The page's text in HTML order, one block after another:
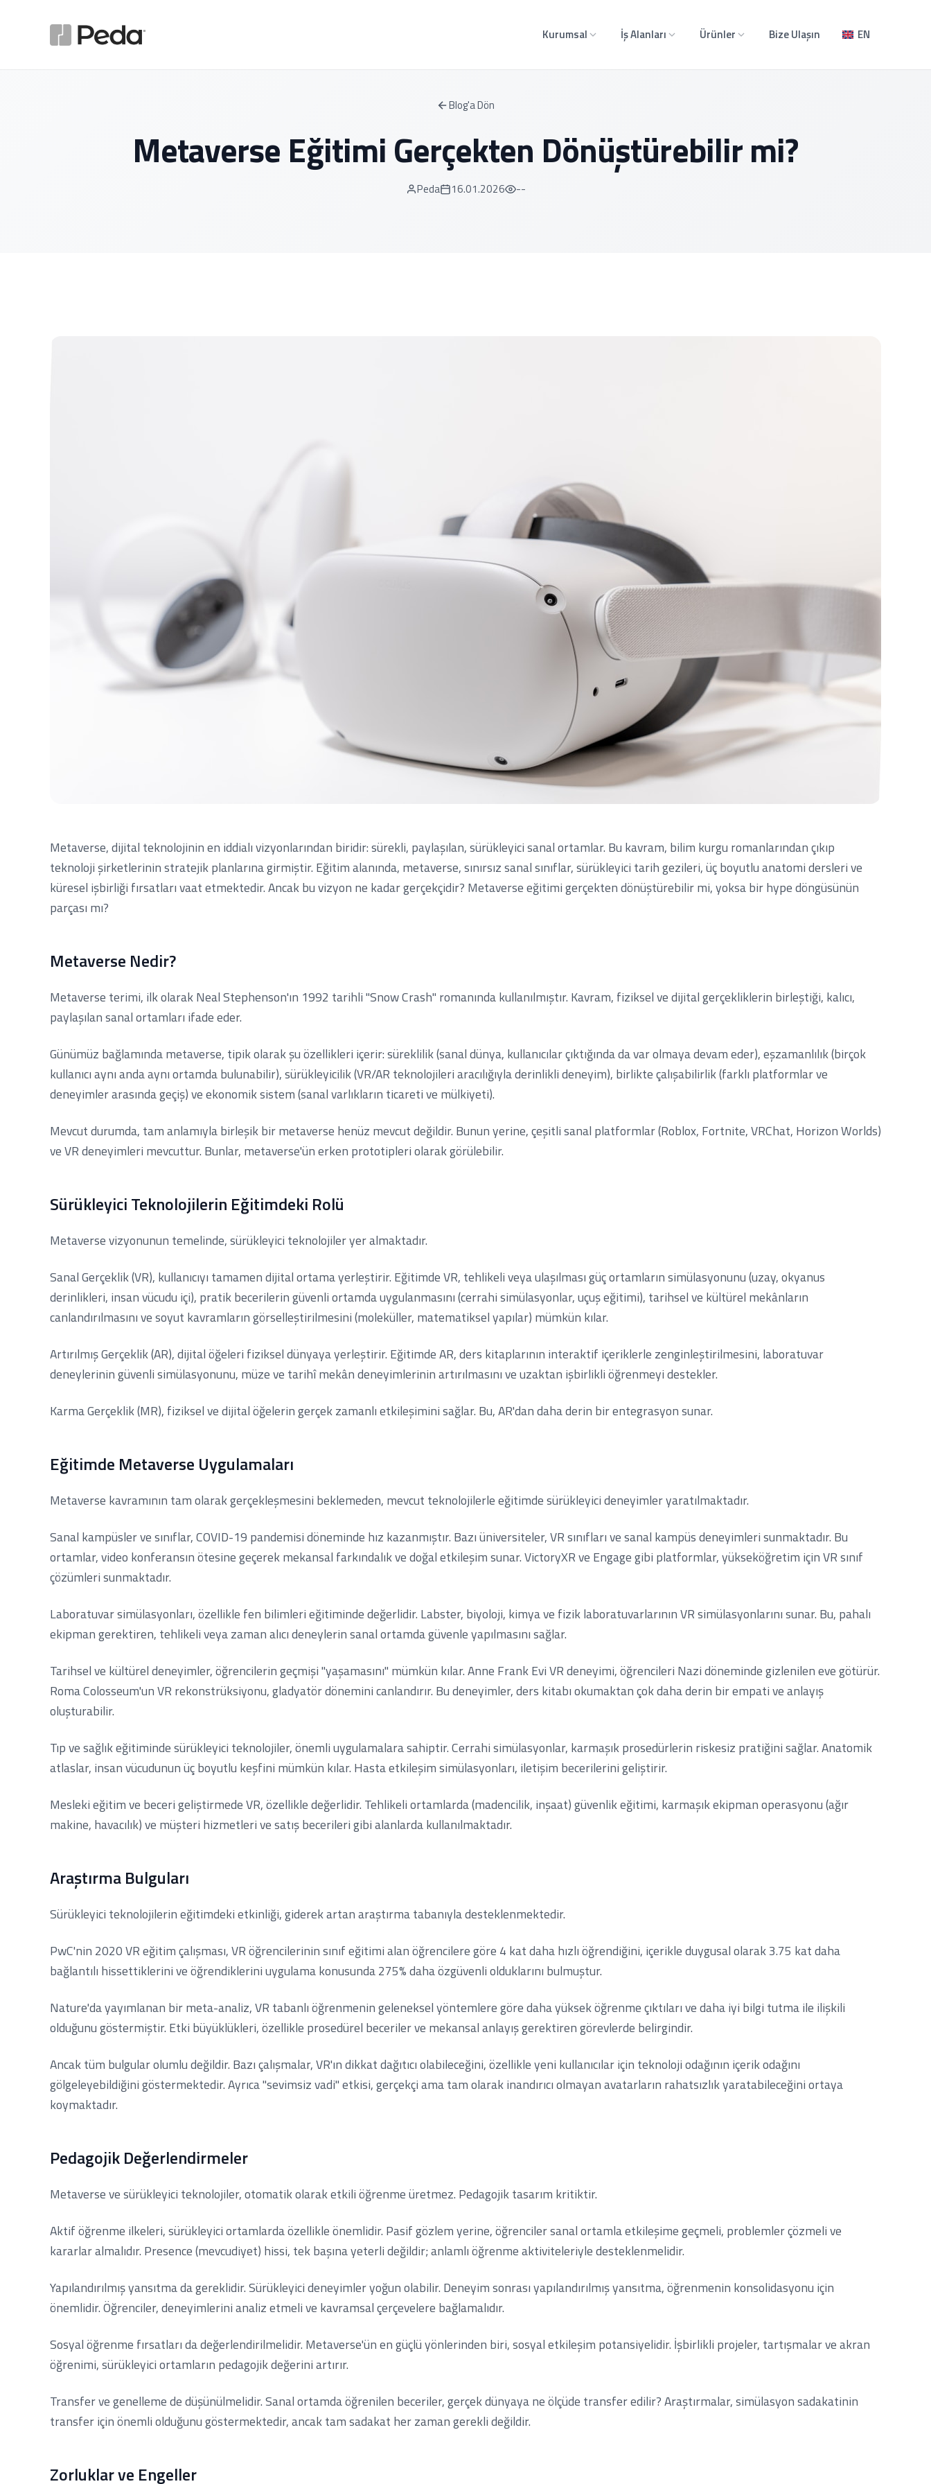
Kurumsal İş Alanları Ürünler Bize Ulaşın EN
Blog'a Dön
Metaverse Eğitimi Gerçekten Dönüştürebilir mi?
Peda 16.01.2026 --
Metaverse, dijital teknolojinin en iddialı vizyonlarından biridir: sürekli, paylaşılan, sürükleyici sanal ortamlar. Bu kavram, bilim kurgu romanlarından çıkıp
teknoloji şirketlerinin stratejik planlarına girmiştir. Eğitim alanında, metaverse, sınırsız sanal sınıflar, sürükleyici tarih gezileri, üç boyutlu anatomi dersleri ve
küresel işbirliği fırsatları vaat etmektedir. Ancak bu vizyon ne kadar gerçekçidir? Metaverse eğitimi gerçekten dönüştürebilir mi, yoksa bir hype döngüsünün
parçası mı?
Metaverse Nedir?
Metaverse terimi, ilk olarak Neal Stephenson'ın 1992 tarihli "Snow Crash" romanında kullanılmıştır. Kavram, fiziksel ve dijital gerçekliklerin birleştiği, kalıcı,
paylaşılan sanal ortamları ifade eder.
Günümüz bağlamında metaverse, tipik olarak şu özellikleri içerir: süreklilik (sanal dünya, kullanıcılar çıktığında da var olmaya devam eder), eşzamanlılık (birçok
kullanıcı aynı anda aynı ortamda bulunabilir), sürükleyicilik (VR/AR teknolojileri aracılığıyla derinlikli deneyim), birlikte çalışabilirlik (farklı platformlar ve
deneyimler arasında geçiş) ve ekonomik sistem (sanal varlıkların ticareti ve mülkiyeti).
Mevcut durumda, tam anlamıyla birleşik bir metaverse henüz mevcut değildir. Bunun yerine, çeşitli sanal platformlar (Roblox, Fortnite, VRChat, Horizon Worlds)
ve VR deneyimleri mevcuttur. Bunlar, metaverse'ün erken prototipleri olarak görülebilir.
Sürükleyici Teknolojilerin Eğitimdeki Rolü
Metaverse vizyonunun temelinde, sürükleyici teknolojiler yer almaktadır.
Sanal Gerçeklik (VR), kullanıcıyı tamamen dijital ortama yerleştirir. Eğitimde VR, tehlikeli veya ulaşılması güç ortamların simülasyonunu (uzay, okyanus
derinlikleri, insan vücudu içi), pratik becerilerin güvenli ortamda uygulanmasını (cerrahi simülasyonlar, uçuş eğitimi), tarihsel ve kültürel mekânların
canlandırılmasını ve soyut kavramların görselleştirilmesini (moleküller, matematiksel yapılar) mümkün kılar.
Artırılmış Gerçeklik (AR), dijital öğeleri fiziksel dünyaya yerleştirir. Eğitimde AR, ders kitaplarının interaktif içeriklerle zenginleştirilmesini, laboratuvar
deneylerinin güvenli simülasyonunu, müze ve tarihî mekân deneyimlerinin artırılmasını ve uzaktan işbirlikli öğrenmeyi destekler.
Karma Gerçeklik (MR), fiziksel ve dijital öğelerin gerçek zamanlı etkileşimini sağlar. Bu, AR'dan daha derin bir entegrasyon sunar.
Eğitimde Metaverse Uygulamaları
Metaverse kavramının tam olarak gerçekleşmesini beklemeden, mevcut teknolojilerle eğitimde sürükleyici deneyimler yaratılmaktadır.
Sanal kampüsler ve sınıflar, COVID-19 pandemisi döneminde hız kazanmıştır. Bazı üniversiteler, VR sınıfları ve sanal kampüs deneyimleri sunmaktadır. Bu
ortamlar, video konferansın ötesine geçerek mekansal farkındalık ve doğal etkileşim sunar. VictoryXR ve Engage gibi platformlar, yükseköğretim için VR sınıf
çözümleri sunmaktadır.
Laboratuvar simülasyonları, özellikle fen bilimleri eğitiminde değerlidir. Labster, biyoloji, kimya ve fizik laboratuvarlarının VR simülasyonlarını sunar. Bu, pahalı
ekipman gerektiren, tehlikeli veya zaman alıcı deneylerin sanal ortamda güvenle yapılmasını sağlar.
Tarihsel ve kültürel deneyimler, öğrencilerin geçmişi "yaşamasını" mümkün kılar. Anne Frank Evi VR deneyimi, öğrencileri Nazi döneminde gizlenilen eve götürür.
Roma Colosseum'un VR rekonstrüksiyonu, gladyatör dönemini canlandırır. Bu deneyimler, ders kitabı okumaktan çok daha derin bir empati ve anlayış
oluşturabilir.
Tıp ve sağlık eğitiminde sürükleyici teknolojiler, önemli uygulamalara sahiptir. Cerrahi simülasyonlar, karmaşık prosedürlerin riskesiz pratiğini sağlar. Anatomik
atlaslar, insan vücudunun üç boyutlu keşfini mümkün kılar. Hasta etkileşim simülasyonları, iletişim becerilerini geliştirir.
Mesleki eğitim ve beceri geliştirmede VR, özellikle değerlidir. Tehlikeli ortamlarda (madencilik, inşaat) güvenlik eğitimi, karmaşık ekipman operasyonu (ağır
makine, havacılık) ve müşteri hizmetleri ve satış becerileri gibi alanlarda kullanılmaktadır.
Araştırma Bulguları
Sürükleyici teknolojilerin eğitimdeki etkinliği, giderek artan araştırma tabanıyla desteklenmektedir.
PwC'nin 2020 VR eğitim çalışması, VR öğrencilerinin sınıf eğitimi alan öğrencilere göre 4 kat daha hızlı öğrendiğini, içerikle duygusal olarak 3.75 kat daha
bağlantılı hissettiklerini ve öğrendiklerini uygulama konusunda 275% daha özgüvenli olduklarını bulmuştur.
Nature'da yayımlanan bir meta-analiz, VR tabanlı öğrenmenin geleneksel yöntemlere göre daha yüksek öğrenme çıktıları ve daha iyi bilgi tutma ile ilişkili
olduğunu göstermiştir. Etki büyüklükleri, özellikle prosedürel beceriler ve mekansal anlayış gerektiren görevlerde belirgindir.
Ancak tüm bulgular olumlu değildir. Bazı çalışmalar, VR'ın dikkat dağıtıcı olabileceğini, özellikle yeni kullanıcılar için teknoloji odağının içerik odağını
gölgeleyebildiğini göstermektedir. Ayrıca "sevimsiz vadi" etkisi, gerçekçi ama tam olarak inandırıcı olmayan avatarların rahatsızlık yaratabileceğini ortaya
koymaktadır.
Pedagojik Değerlendirmeler
Metaverse ve sürükleyici teknolojiler, otomatik olarak etkili öğrenme üretmez. Pedagojik tasarım kritiktir.
Aktif öğrenme ilkeleri, sürükleyici ortamlarda özellikle önemlidir. Pasif gözlem yerine, öğrenciler sanal ortamla etkileşime geçmeli, problemler çözmeli ve
kararlar almalıdır. Presence (mevcudiyet) hissi, tek başına yeterli değildir; anlamlı öğrenme aktiviteleriyle desteklenmelidir.
Yapılandırılmış yansıtma da gereklidir. Sürükleyici deneyimler yoğun olabilir. Deneyim sonrası yapılandırılmış yansıtma, öğrenmenin konsolidasyonu için
önemlidir. Öğrenciler, deneyimlerini analiz etmeli ve kavramsal çerçevelere bağlamalıdır.
Sosyal öğrenme fırsatları da değerlendirilmelidir. Metaverse'ün en güçlü yönlerinden biri, sosyal etkileşim potansiyelidir. İşbirlikli projeler, tartışmalar ve akran
öğrenimi, sürükleyici ortamların pedagojik değerini artırır.
Transfer ve genelleme de düşünülmelidir. Sanal ortamda öğrenilen beceriler, gerçek dünyaya ne ölçüde transfer edilir? Araştırmalar, simülasyon sadakatinin
transfer için önemli olduğunu göstermektedir, ancak tam sadakat her zaman gerekli değildir.
Zorluklar ve Engeller